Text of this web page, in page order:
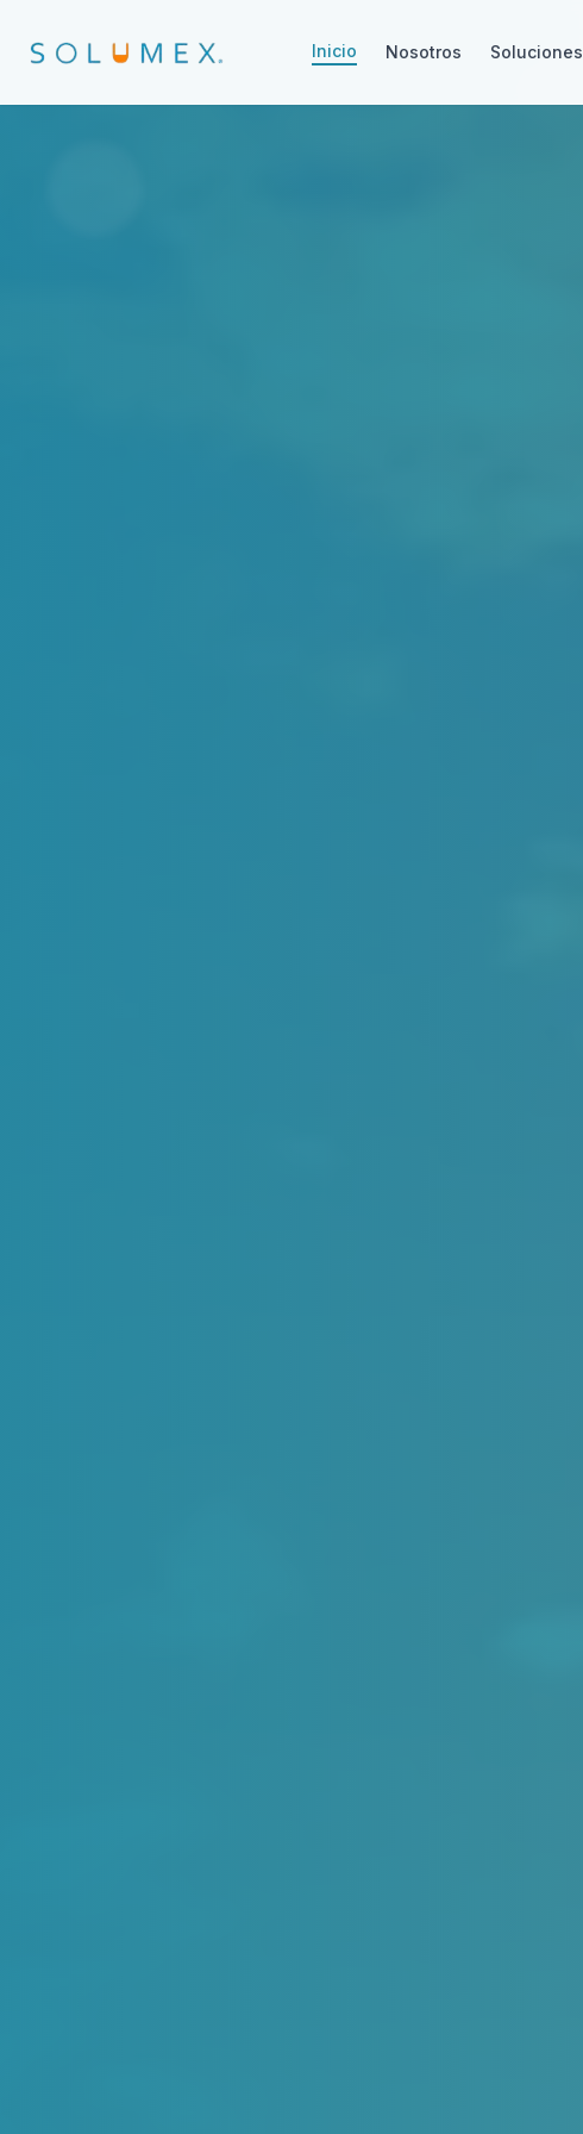
Inicio Nosotros Soluciones